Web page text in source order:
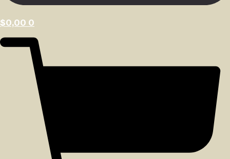
$0,00 0